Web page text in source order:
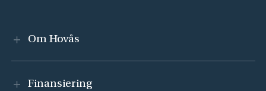
Om Hovås
Visa innehåll
Finansiering
Visa innehåll